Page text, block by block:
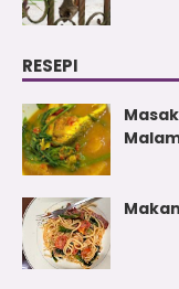
RESEPI